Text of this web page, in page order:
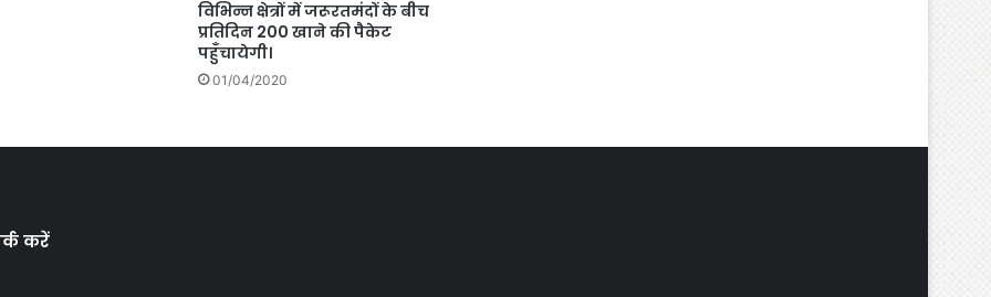
विभिन्न क्षेत्रों में जरूरतमंदों के बीच
प्रतिदिन 200 खाने की पैकेट
पहुँचायेगी।
01/04/2020
करें